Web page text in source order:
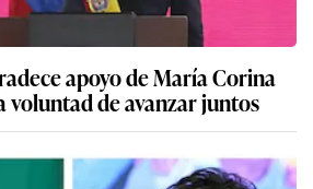
apoyo de María Corina
voluntad de avanzar juntos